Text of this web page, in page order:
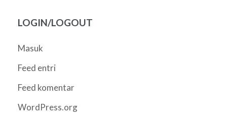
LOGIN/LOGOUT
Masuk
Feed entri
Feed komentar
WordPress.org